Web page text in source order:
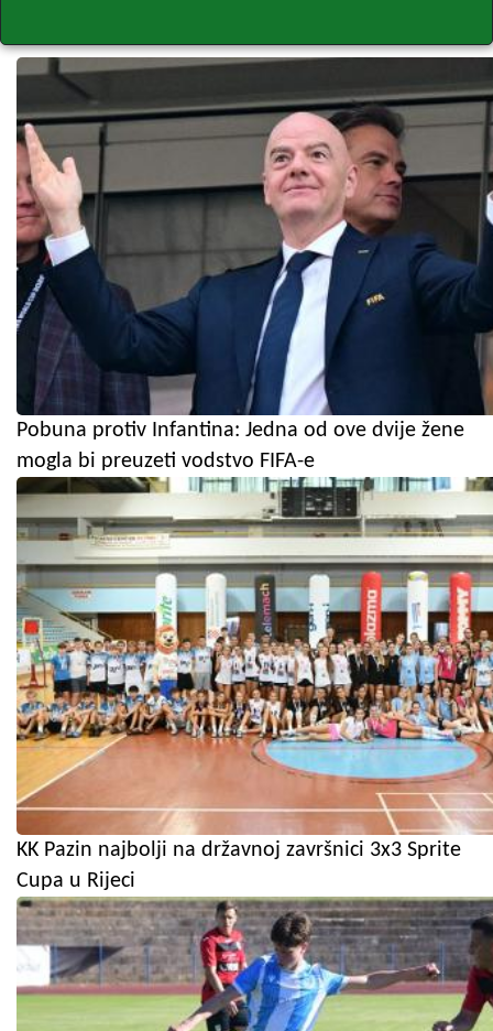
Pobuna protiv Infantina: Jedna od ove dvije žene
mogla bi preuzeti vodstvo FIFA-e
KK Pazin najbolji na državnoj završnici 3x3 Sprite
Cupa u Rijeci